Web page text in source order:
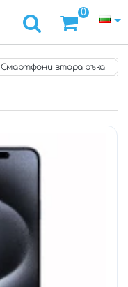
0
Смартфони втора ръка